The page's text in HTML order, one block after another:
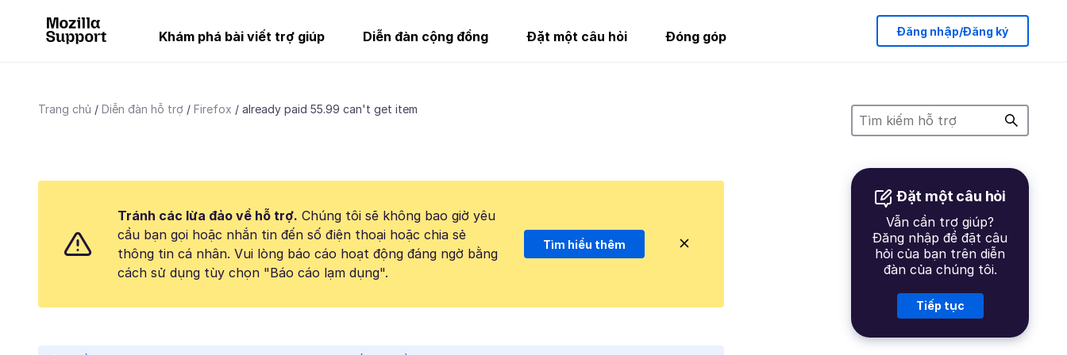
Khám phá bài viết trợ giúp Diễn đàn cộng đồng Đặt một câu hỏi Đóng góp Đăng nhập/Đăng ký
Trang chủ Diễn đàn hỗ trợ Firefox already paid 55.99 can't get item
Đặt một câu hỏi
Vẫn cần trợ giúp?
Đăng nhập để đặt câu
hỏi của bạn trên diễn
đàn của chúng tôi.
Tiếp tục
Tránh các lừa đảo về hỗ trợ. Chúng tôi sẽ không bao giờ yêu
cầu bạn gọi hoặc nhắn tin đến số điện thoại hoặc chia sẻ
thông tin cá nhân. Vui lòng báo cáo hoạt động đáng ngờ bằng
cách sử dụng tùy chọn "Báo cáo lạm dụng".
Tìm hiểu thêm